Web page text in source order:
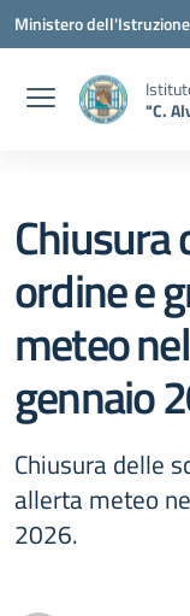
Vai ai contenuti
Vai al menu di
Vai al footer
Ministero
"C.
Chiusura
ordine e
meteo
gennaio
Chiusura delle
allerta meteo
2026.